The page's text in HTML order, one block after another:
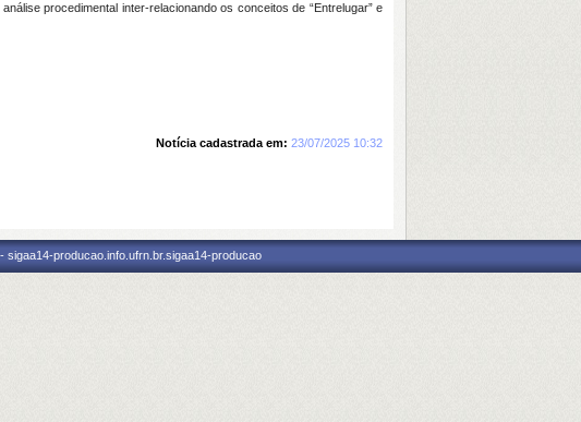
procedimental inter-relacionando os conceitos de “Entrelugar” e
Notícia cadastrada em: 23/07/2025 10:32
producao.info.ufrn.br.sigaa14-producao